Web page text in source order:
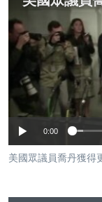
導
航
揭謊頻道
美國
國際
經貿
視頻
VOA 60秒 (國際)
時事經緯
No
0:00
美國眾議員喬丹獲得